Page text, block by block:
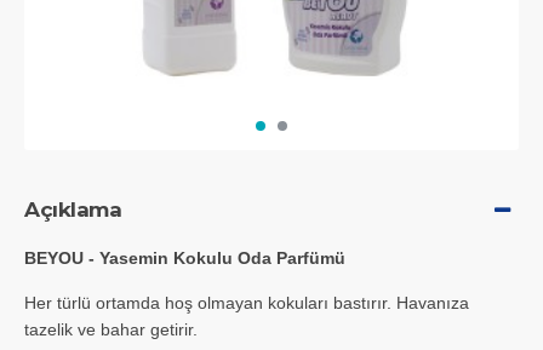
Açıklama
BEYOU - Yasemin Kokulu Oda Parfümü
Her türlü ortamda hoş olmayan kokuları bastırır. Havanıza
tazelik ve bahar getirir.